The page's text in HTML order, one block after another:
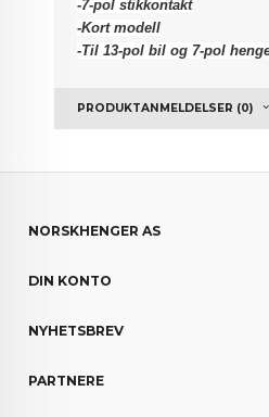
-7-pol stikkontakt
-Kort modell
-Til 13-pol bil og 7-pol
PRODUKTANMELDELSER (0)
NORSKHENGER AS
DIN KONTO
NYHETSBREV
PARTNERE